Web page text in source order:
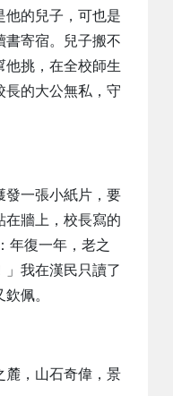
他的兒子，可也是
書寄宿。兒子搬不
他挑，在全校師生
長的大公無私，守
發一張小紙片，要
在牆上，校長寫的
年復一年，老之
」我在漢民只讀了
佩。
麓，山石奇偉，景